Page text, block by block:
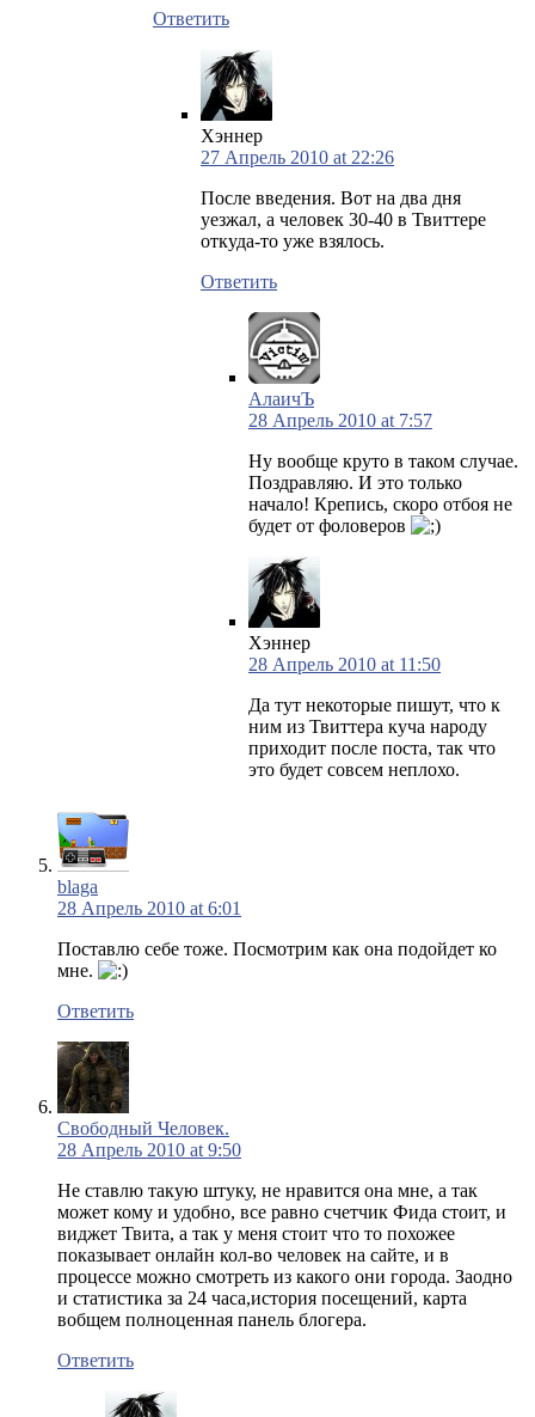
Ответить
Хэннер
27 Апрель 2010 at 22:26
После введения. Вот на два дня
уезжал, а человек 30-40 в Твиттере
откуда-то уже взялось.
Ответить
АлаичЪ
28 Апрель 2010 at 7:57
Ну вообще круто в таком случае.
Поздравляю. И это только
начало! Крепись, скоро отбоя не
будет от фоловеров
Хэннер
28 Апрель 2010 at 11:50
Да тут некоторые пишут, что к
ним из Твиттера куча народу
приходит после поста, так что
это будет совсем неплохо.
blaga
28 Апрель 2010 at 6:01
Поставлю себе тоже. Посмотрим как она подойдет ко
мне.
Ответить
Свободный Человек.
28 Апрель 2010 at 9:50
Не ставлю такую штуку, не нравится она мне, а так
может кому и удобно, все равно счетчик Фида стоит, и
виджет Твита, а так у меня стоит что то похожее
показывает онлайн кол-во человек на сайте, и в
процессе можно смотреть из какого они города. Заодно
и статистика за 24 часа,история посещений, карта
вобщем полноценная панель блогера.
Ответить